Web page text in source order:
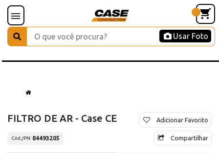
Usar Foto
FILTRO DE AR - Case CE
Cód./PN 84493205
Adicionar Favorito
Compartilhar